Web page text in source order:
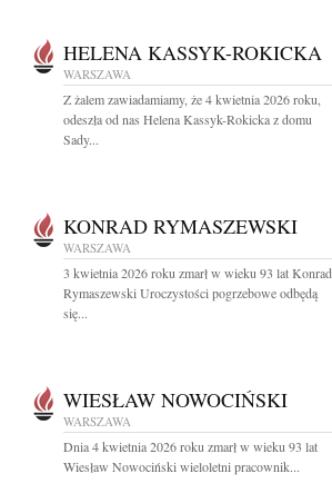
HELENA KASSYK-ROKICKA
WARSZAWA
Z żalem zawiadamiamy, że 4 kwietnia 2026 roku,
odeszła od nas Helena Kassyk-Rokicka z domu
Sady...
KONRAD RYMASZEWSKI
WARSZAWA
3 kwietnia 2026 roku zmarł w wieku 93 lat Konrad
Rymaszewski Uroczystości pogrzebowe odbędą
się...
WIESŁAW NOWOCIŃSKI
WARSZAWA
Dnia 4 kwietnia 2026 roku zmarł w wieku 93 lat
Wiesław Nowociński wieloletni pracownik...